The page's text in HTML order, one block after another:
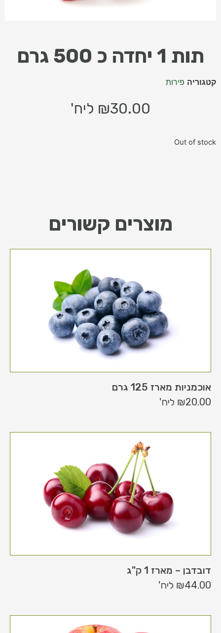
תות 1 יחדה כ 500 גרם
קטגוריה פירות
₪30.00 ליח'
Out of stock
מוצרים קשורים
אוכמניות מארז 125 גרם
₪20.00 ליח'
דובדבן – מארז 1 ק"ג
₪44.00 ליח'